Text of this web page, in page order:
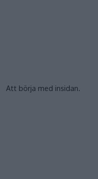
Att börja med insidan.